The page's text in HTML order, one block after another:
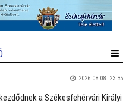
2026.08.08. 23:35
a Székesfehérvári Királyi